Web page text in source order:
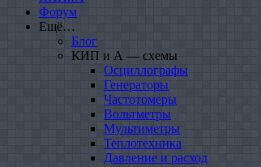
Форум
Ещё…
Блог
КИП и А — схемы
Осциллографы
Генераторы
Частотомеры
Вольтметры
Мультиметры
Теплотехника
Давление и расход